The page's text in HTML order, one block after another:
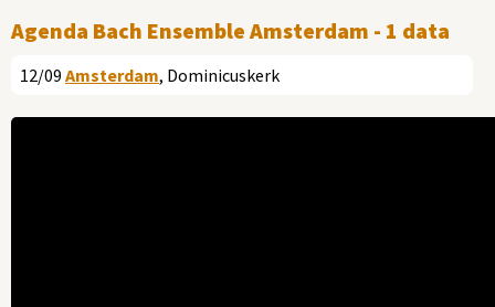
Agenda Bach Ensemble Amsterdam - 1 data
12/09 Amsterdam, Dominicuskerk